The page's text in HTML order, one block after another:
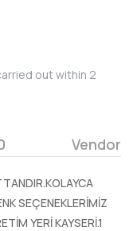
out within 2
Vendor
SEÇENEKLERİMİZ
YERİ KAYSERİ.1